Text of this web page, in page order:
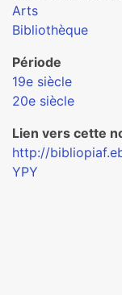
Arts
Bibliothèque
Période
19e siècle
20e siècle
Lien vers cette
http://
YPY